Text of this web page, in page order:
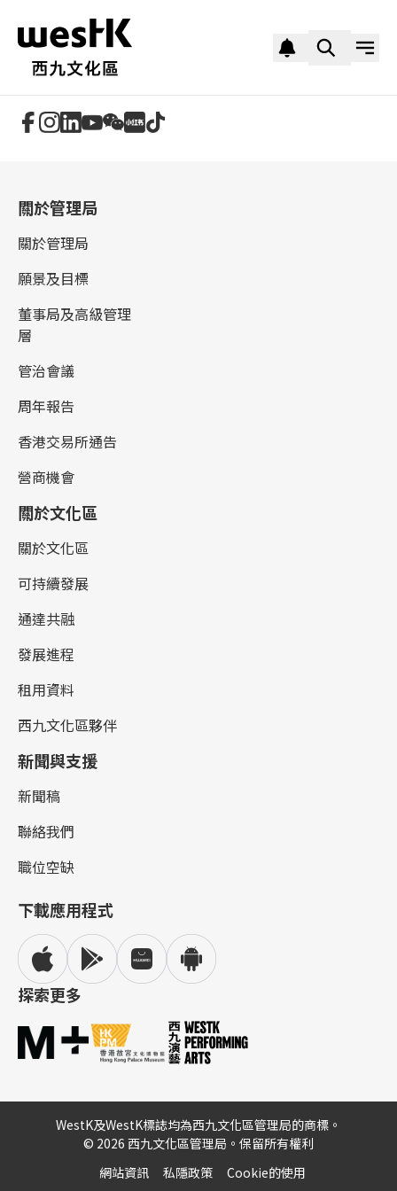
追蹤我們
關於管理局
關於管理局
願景及目標
董事局及高級管理
層
管治會議
周年報告
香港交易所通告
營商機會
關於文化區
關於文化區
可持續發展
通達共融
發展進程
租用資料
西九文化區夥伴
新聞與支援
新聞稿
聯絡我們
職位空缺
下載應用程式
探索更多
WestK及WestK標誌均為西九文化區管理局的商標。
© 2026 西九文化區管理局。保留所有權利
網站資訊
私隱政策 Cookie的使用